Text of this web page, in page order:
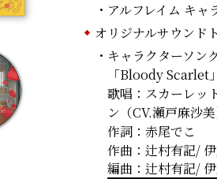
・アルフレイム キ
オリジナルサウンド
・キャラクターソン
「Bloody Scarlet」
歌唱：スカーレッ
ン（CV.瀬戸麻沙美
作詞：赤尾でこ
作曲：辻村有記/
編曲：辻村有記/